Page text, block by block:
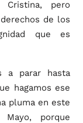
pero
de los
que es
a parar hasta
hagamos ese
pluma en este
porque